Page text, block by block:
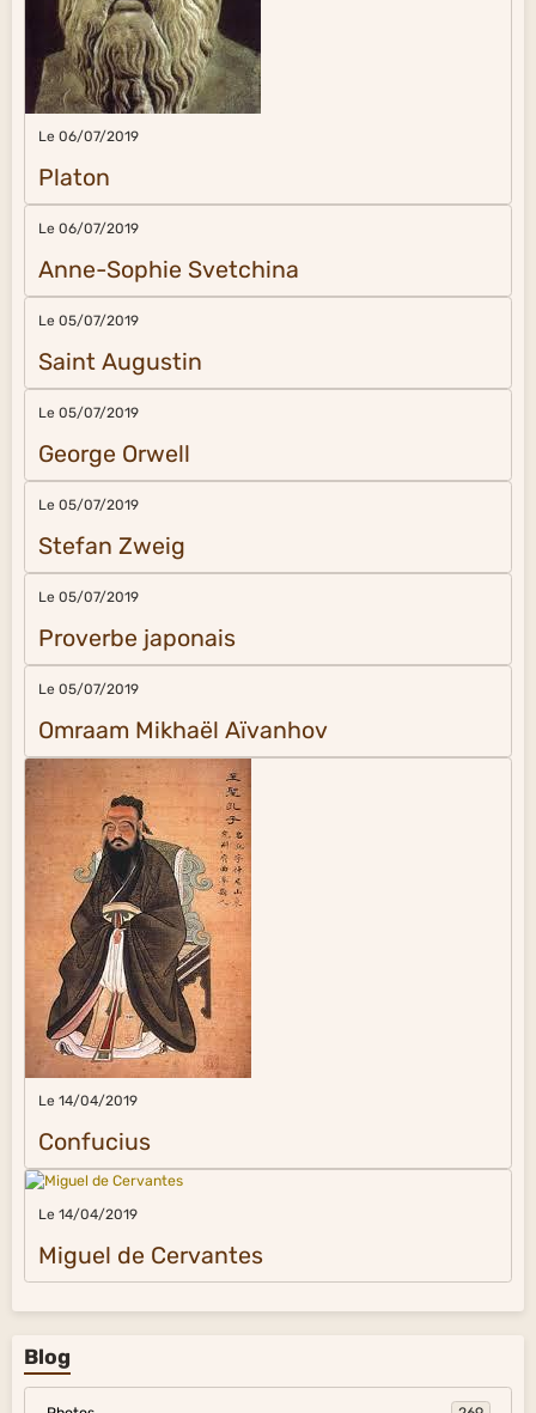
Le 06/07/2019
Platon
Le 06/07/2019
Anne-Sophie Svetchina
Le 05/07/2019
Saint Augustin
Le 05/07/2019
George Orwell
Le 05/07/2019
Stefan Zweig
Le 05/07/2019
Proverbe japonais
Le 05/07/2019
Omraam Mikhaël Aïvanhov
Le 14/04/2019
Confucius
Le 14/04/2019
Miguel de Cervantes
Blog